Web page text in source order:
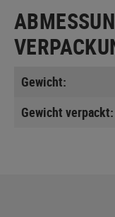
Gewicht:
Gewicht verpackt: